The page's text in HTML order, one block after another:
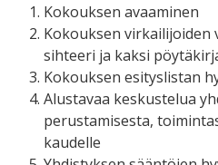
Kokouksen avaaminen
Kokouksen virkailijoiden
sihteeri ja kaksi
Kokouksen esityslistan
Alustavaa keskustelua
perustamisesta,
kaudelle